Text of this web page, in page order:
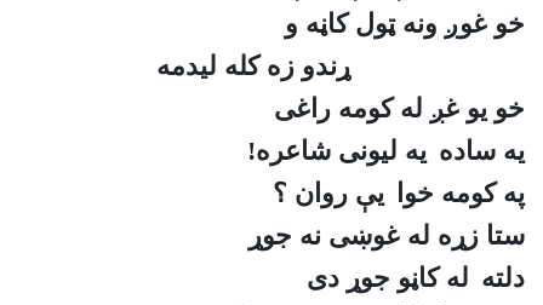
خو غوږ ونه ټول کاڼه و
ړندو زه کله ليدمه
خو يو غږ له کومه راغی
يه ساده يه ليونی شاعره!
په کومه خوا
يې روان ؟
ستا زړه له غوښی نه جوړ
دلته له کاڼو جوړ دی